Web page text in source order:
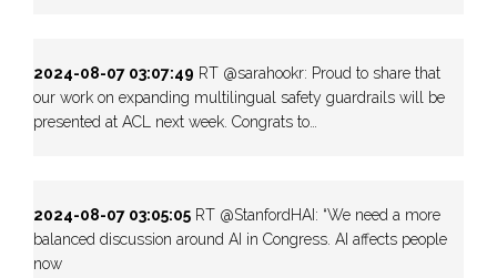
2024-08-07 03:07:49 RT @sarahookr: Proud to share that
our work on expanding multilingual safety guardrails will be
presented at ACL next week. Congrats to…
2024-08-07 03:05:05 RT @StanfordHAI: “We need a more
balanced discussion around AI in Congress. AI affects people
now